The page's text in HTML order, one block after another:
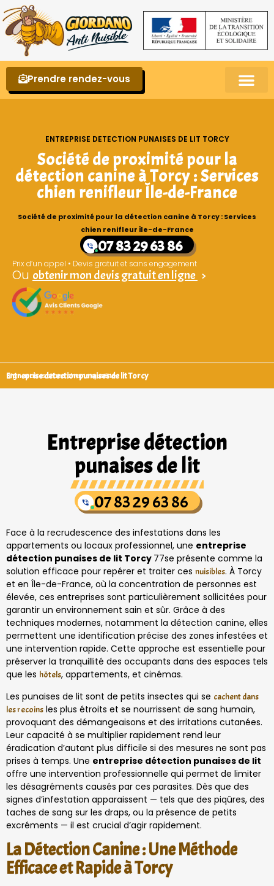
Prendre rendez-vous
ENTREPRISE DETECTION PUNAISES DE LIT TORCY
Société de proximité pour la
détection canine à Torcy : Services
chien renifleur Île-de-France
Société de proximité pour la détection canine à Torcy : Services
chien renifleur Île-de-France
07 83 29 63 86
Prix d’un appel • Devis gratuit et sans engagement
Ou obtenir mon devis gratuit en ligne >
Entreprise detection punaises de lit Torcy
Signataires d’une charte qualité
Entreprise détection
punaises de lit
07 83 29 63 86
Face à la recrudescence des infestations dans les
appartements ou locaux professionnel, une entreprise
détection punaises de lit Torcy 77se présente comme la
solution efficace pour repérer et traiter ces nuisibles. À Torcy
et en Île-de-France, où la concentration de personnes est
élevée, ces entreprises sont particulièrement sollicitées pour
garantir un environnement sain et sûr. Grâce à des
techniques modernes, notamment la détection canine, elles
permettent une identification précise des zones infestées et
une intervention rapide. Cette approche est essentielle pour
préserver la tranquillité des occupants dans des espaces tels
que les hôtels, appartements, et cinémas.
Les punaises de lit sont de petits insectes qui se cachent dans
les recoins les plus étroits et se nourrissent de sang humain,
provoquant des démangeaisons et des irritations cutanées.
Leur capacité à se multiplier rapidement rend leur
éradication d’autant plus difficile si des mesures ne sont pas
prises à temps. Une entreprise détection punaises de lit
offre une intervention professionnelle qui permet de limiter
les désagréments causés par ces parasites. Dès que des
signes d’infestation apparaissent — tels que des piqûres, des
taches de sang sur les draps, ou la présence de petits
excréments — il est crucial d’agir rapidement.
La Détection Canine : Une Méthode
Efficace et Rapide à Torcy